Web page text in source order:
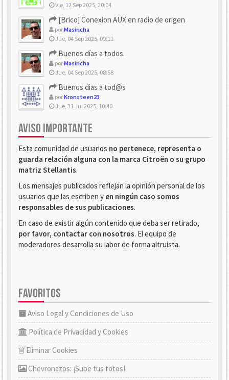
Vie, 12 Sep 2025, 20:04
[Brico] Conexion AUX en radio de origen
porMasiricha
Jue, 04 Sep 2025, 09:11
Buenos días a todos.
porMasiricha
Jue, 04 Sep 2025, 08:58
Buenos dias a tod@s
porKronsteen23
Jue, 31 Jul 2025, 10:40
AVISO IMPORTANTE
Esta comunidad de usuarios no pertenece, representa o
guarda relación alguna con la marca Citroën o su grupo
matriz Stellantis.
Los mensajes publicados reflejan la opinión personal de los
usuarios que las escriben y en ningún caso somos
responsables de sus publicaciones.
En caso de existir algún contenido que deba ser retirado,
por favor, contactar con nosotros. El equipo de
moderadores desarrolla su labor de forma altruista.
FAVORITOS
Aviso Legal y Condiciones de Uso
Política de Privacidad y Cookies
Eliminar Cookies
Chevronazos: ¡Sube tus fotos!